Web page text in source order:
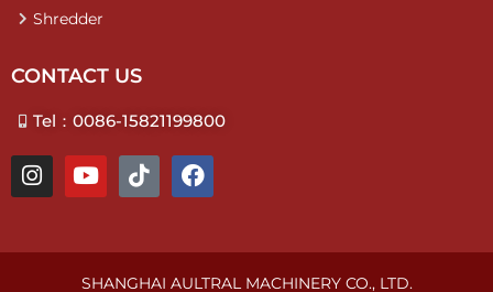
Shredder
CONTACT US
Tel：0086-15821199800
I
n
a
Y
o
u
b
T
i
o
k
F
a
b
o
SHANGHAI AULTRAL MACHINERY CO., LTD.